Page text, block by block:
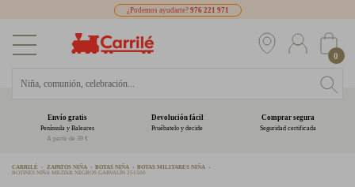
¿Podemos ayudarte? 976 221 971
0
Envío gratis
Península y Baleares
A partir de 39 €
Devolución fácil
Pruébatelo y decide
Comprar segura
Seguridad certificada
CARRILÉ ZAPATOS NIÑA BOTAS NIÑA
BOTAS MILITARES NIÑA
BOTINES NIÑA MILITAR NEGROS GARVALÍN 251560